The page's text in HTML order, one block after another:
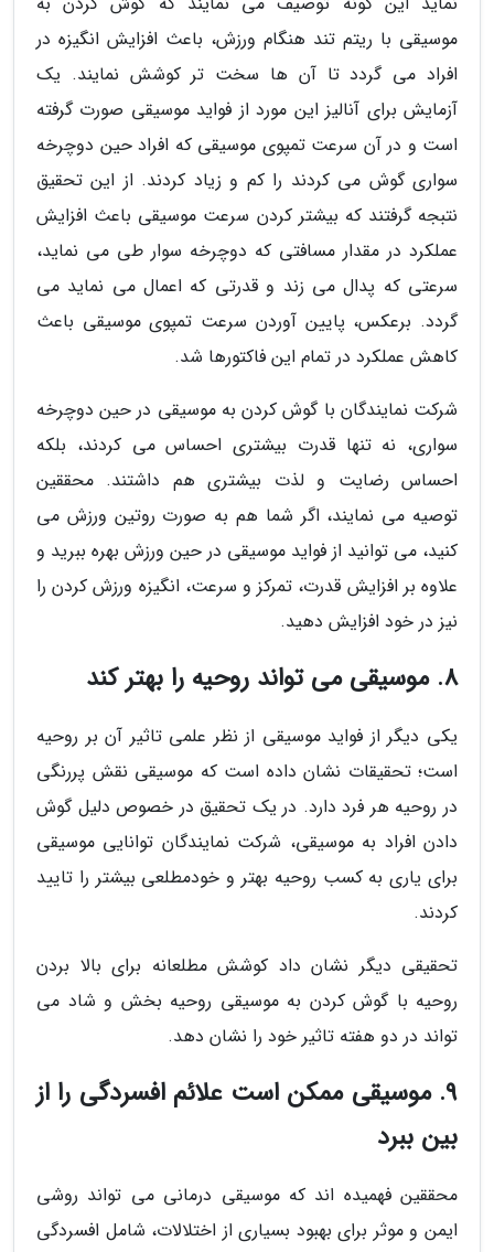
موسیقی با ریتم تند هنگام ورزش، باعث افزایش انگیزه در
افراد می گردد تا آن ها سخت تر کوشش نمایند. یک
آزمایش برای آنالیز این مورد از فواید موسیقی صورت گرفته
است و در آن سرعت تمپوی موسیقی که افراد حین دوچرخه
سواری گوش می کردند را کم و زیاد کردند. از این تحقیق
نتبجه گرفتند که بیشتر کردن سرعت موسیقی باعث افزایش
عملکرد در مقدار مسافتی که دوچرخه سوار طی می نماید،
سرعتی که پدال می زند و قدرتی که اعمال می نماید می
گردد. برعکس، پایین آوردن سرعت تمپوی موسیقی باعث
کاهش عملکرد در تمام این فاکتورها شد.
شرکت نمایندگان با گوش کردن به موسیقی در حین دوچرخه
سواری، نه تنها قدرت بیشتری احساس می کردند، بلکه
احساس رضایت و لذت بیشتری هم داشتند. محققین
توصیه می نمایند، اگر شما هم به صورت روتین ورزش می
کنید، می توانید از فواید موسیقی در حین ورزش بهره ببرید و
علاوه بر افزایش قدرت، تمرکز و سرعت، انگیزه ورزش کردن را
نیز در خود افزایش دهید.
8. موسیقی می تواند روحیه را بهتر کند
یکی دیگر از فواید موسیقی از نظر علمی تاثیر آن بر روحیه
است؛ تحقیقات نشان داده است که موسیقی نقش پررنگی
در روحیه هر فرد دارد. در یک تحقیق در خصوص دلیل گوش
دادن افراد به موسیقی، شرکت نمایندگان توانایی موسیقی
برای یاری به کسب روحیه بهتر و خودمطلعی بیشتر را تایید
کردند.
تحقیقی دیگر نشان داد کوشش مطلعانه برای بالا بردن
روحیه با گوش کردن به موسیقی روحیه بخش و شاد می
تواند در دو هفته تاثیر خود را نشان دهد.
9. موسیقی ممکن است علائم افسردگی را از
بین ببرد
محققین فهمیده اند که موسیقی درمانی می تواند روشی
ایمن و موثر برای بهبود بسیاری از اختلالات، شامل افسردگی